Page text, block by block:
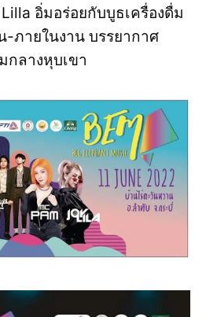
อิ่มอร่อยกับบูธเครื่องดื่ม
-ภายในงาน บรรยากาศ
กลางหุบเขา